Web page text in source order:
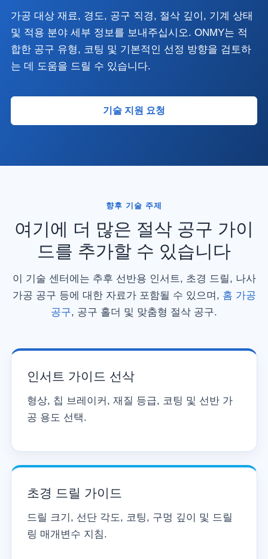
가공 대상 재료, 경도, 공구 직경, 절삭 깊이, 기계 상태
및 적용 분야 세부 정보를 보내주십시오. ONMY는 적
합한 공구 유형, 코팅 및 기본적인 선정 방향을 검토하
는 데 도움을 드릴 수 있습니다.
기술 지원 요청
향후 기술 주제
여기에 더 많은 절삭 공구 가이
드를 추가할 수 있습니다
이 기술 센터에는 추후 선반용 인서트, 초경 드릴, 나사
가공 공구 등에 대한 자료가 포함될 수 있으며, 홈 가공
공구, 공구 홀더 및 맞춤형 절삭 공구.
인서트 가이드 선삭
형상, 칩 브레이커, 재질 등급, 코팅 및 선반 가
공 용도 선택.
초경 드릴 가이드
드릴 크기, 선단 각도, 코팅, 구멍 깊이 및 드릴
링 매개변수 지침.